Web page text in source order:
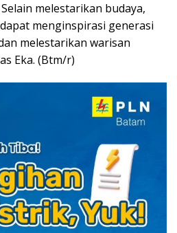
melestarikan budaya,
menginspirasi generasi
melestarikan warisan
Eka. (Btm/r)